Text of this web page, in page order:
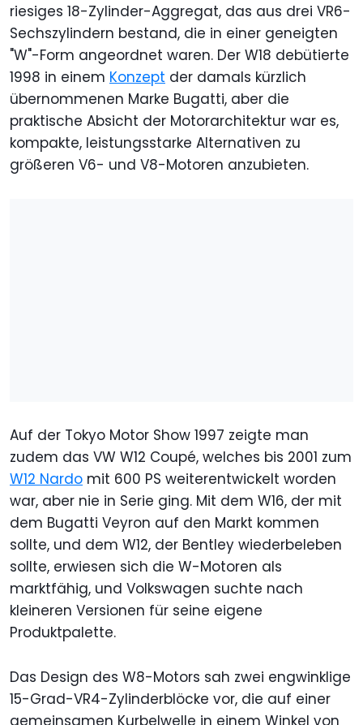
riesiges 18-Zylinder-Aggregat, das aus drei VR6-
Sechszylindern bestand, die in einer geneigten
"W"-Form angeordnet waren. Der W18 debütierte
1998 in einem Konzept der damals kürzlich
übernommenen Marke Bugatti, aber die
praktische Absicht der Motorarchitektur war es,
kompakte, leistungsstarke Alternativen zu
größeren V6- und V8-Motoren anzubieten.
Auf der Tokyo Motor Show 1997 zeigte man
zudem das VW W12 Coupé, welches bis 2001 zum
W12 Nardo mit 600 PS weiterentwickelt worden
war, aber nie in Serie ging. Mit dem W16, der mit
dem Bugatti Veyron auf den Markt kommen
sollte, und dem W12, der Bentley wiederbeleben
sollte, erwiesen sich die W-Motoren als
marktfähig, und Volkswagen suchte nach
kleineren Versionen für seine eigene
Produktpalette.
Das Design des W8-Motors sah zwei engwinklige
15-Grad-VR4-Zylinderblöcke vor, die auf einer
gemeinsamen Kurbelwelle in einem Winkel von